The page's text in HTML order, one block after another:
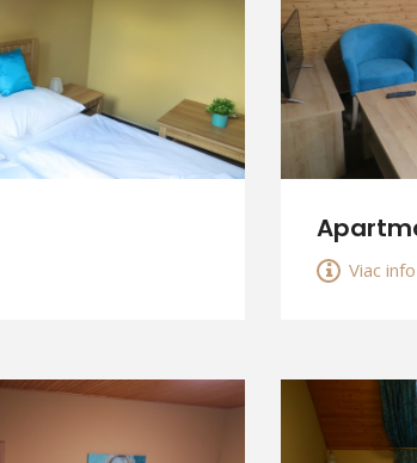
INFO
Viac info